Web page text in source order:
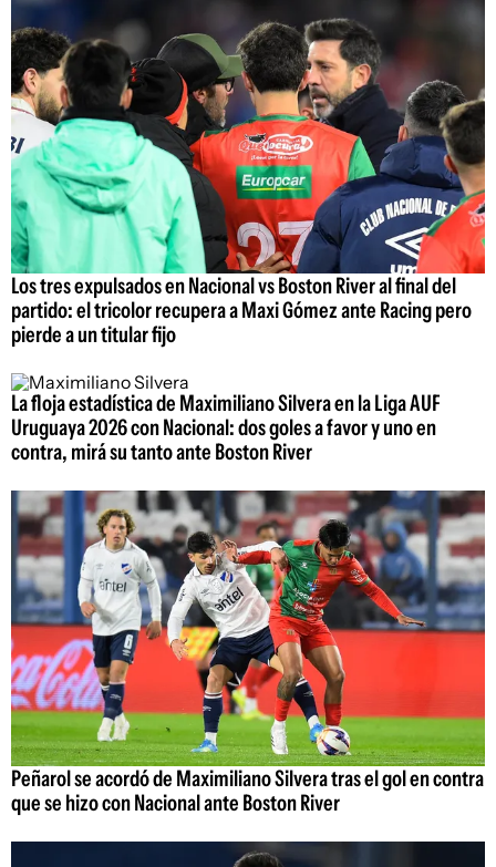
Los tres expulsados en Nacional vs Boston River al final del
partido: el tricolor recupera a Maxi Gómez ante Racing pero
pierde a un titular fijo
La floja estadística de Maximiliano Silvera en la Liga AUF
Uruguaya 2026 con Nacional: dos goles a favor y uno en
contra, mirá su tanto ante Boston River
Peñarol se acordó de Maximiliano Silvera tras el gol en contra
que se hizo con Nacional ante Boston River